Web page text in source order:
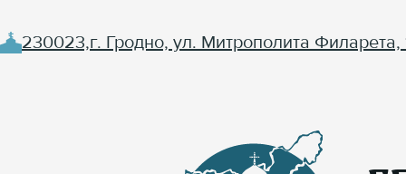
230023,г. Гродно, ул. Митрополита Филарета,